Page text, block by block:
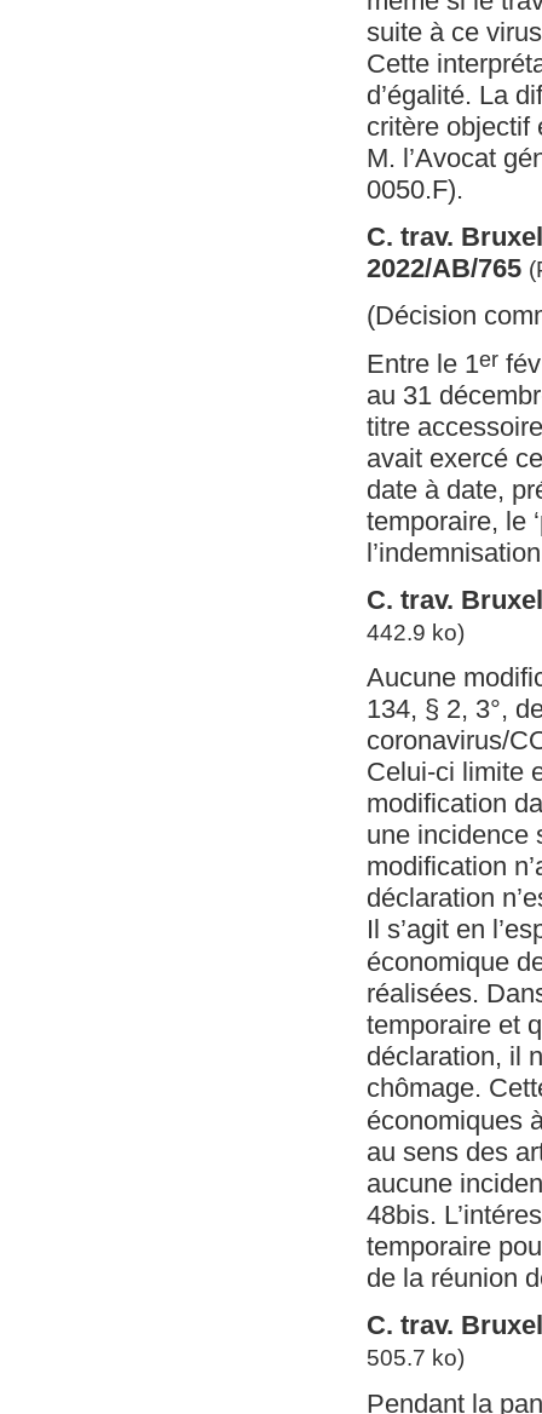
suite à ce
Cette
d’égalité. La
critère objectif
M. l’Avocat
0050.F).
C. trav.
2022/AB/765
(Décision
Entre le 1er
au 31
titre
avait exercé
date à date,
temporaire, le
C. trav.
442.9 ko)
Aucune
134, § 2, 3°,
coronavirus/
Celui-ci limite
modification
une incidence
modification
déclaration
Il s’agit en
économique
réalisées.
temporaire et
déclaration, il
chômage.
économiques
au sens des
aucune
48bis.
temporaire
de la réunion
C. trav.
505.7 ko)
Pendant la